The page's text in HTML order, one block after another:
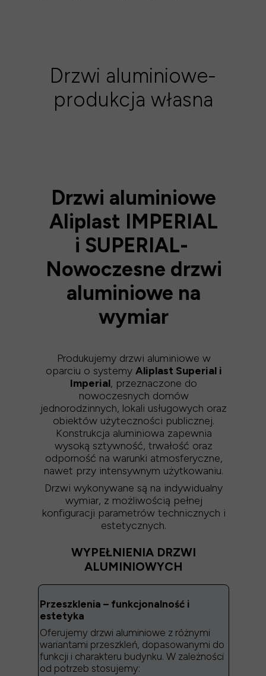
Drzwi aluminiowe-
produkcja własna
Drzwi aluminiowe
Aliplast IMPERIAL
i SUPERIAL-
Nowoczesne drzwi
aluminiowe na
wymiar
Produkujemy drzwi aluminiowe w
oparciu o systemy Aliplast Superial i
Imperial, przeznaczone do
nowoczesnych domów
jednorodzinnych, lokali usługowych oraz
obiektów użyteczności publicznej.
Konstrukcja aluminiowa zapewnia
wysoką sztywność, trwałość oraz
odporność na warunki atmosferyczne,
nawet przy intensywnym użytkowaniu.
Drzwi wykonywane są na indywidualny
wymiar, z możliwością pełnej
konfiguracji parametrów technicznych i
estetycznych.
Przeszklenia – funkcjonalność i
estetyka
Oferujemy drzwi aluminiowe z różnymi
wariantami przeszkleń, dopasowanymi do
funkcji i charakteru budynku. W zależności
od potrzeb stosujemy:
WYPEŁNIENIA DRZWI
ALUMINIOWYCH